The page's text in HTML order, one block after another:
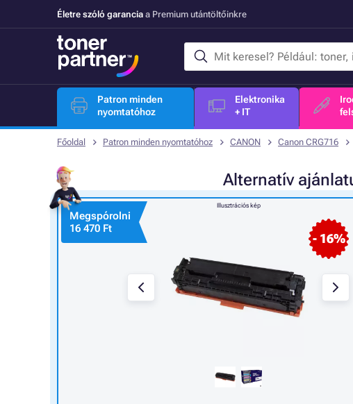
Életre szóló garancia a Premium utántöltőinkre
Patron minden
nyomtatóhoz
Elektronika
+ IT
Főoldal Patron minden nyomtatóhoz CANON Canon CRG716
Alternatív
Illusztrációs kép
- 16%
Megspórolni
16 470 Ft